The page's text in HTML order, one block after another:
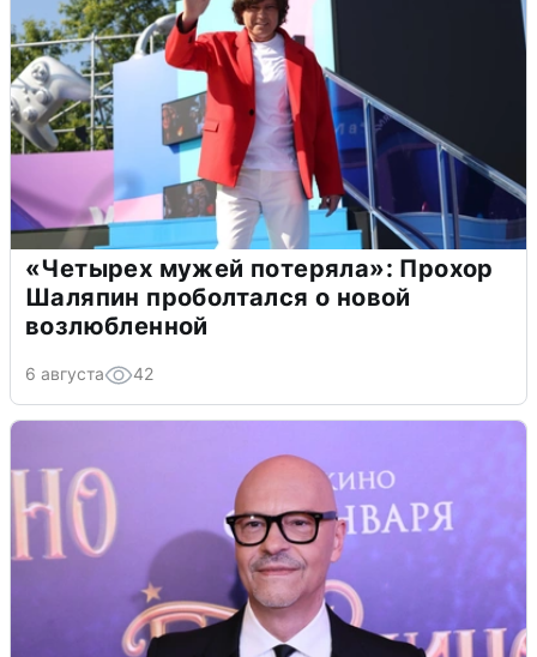
«Четырех мужей потеряла»: Прохор
Шаляпин проболтался о новой
возлюбленной
6 августа 42